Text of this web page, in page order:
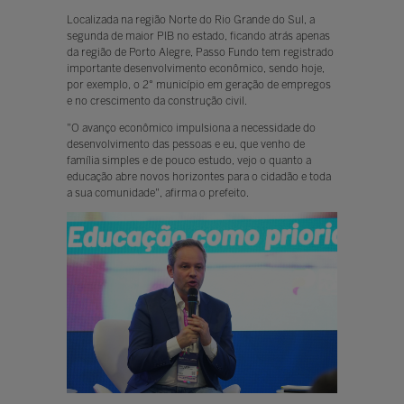
Localizada na região Norte do Rio Grande do Sul, a
segunda de maior PIB no estado, ficando atrás apenas
da região de Porto Alegre, Passo Fundo tem registrado
importante desenvolvimento econômico, sendo hoje,
por exemplo, o 2° município em geração de empregos
e no crescimento da construção civil.
"O avanço econômico impulsiona a necessidade do
desenvolvimento das pessoas e eu, que venho de
família simples e de pouco estudo, vejo o quanto a
educação abre novos horizontes para o cidadão e toda
a sua comunidade", afirma o prefeito.